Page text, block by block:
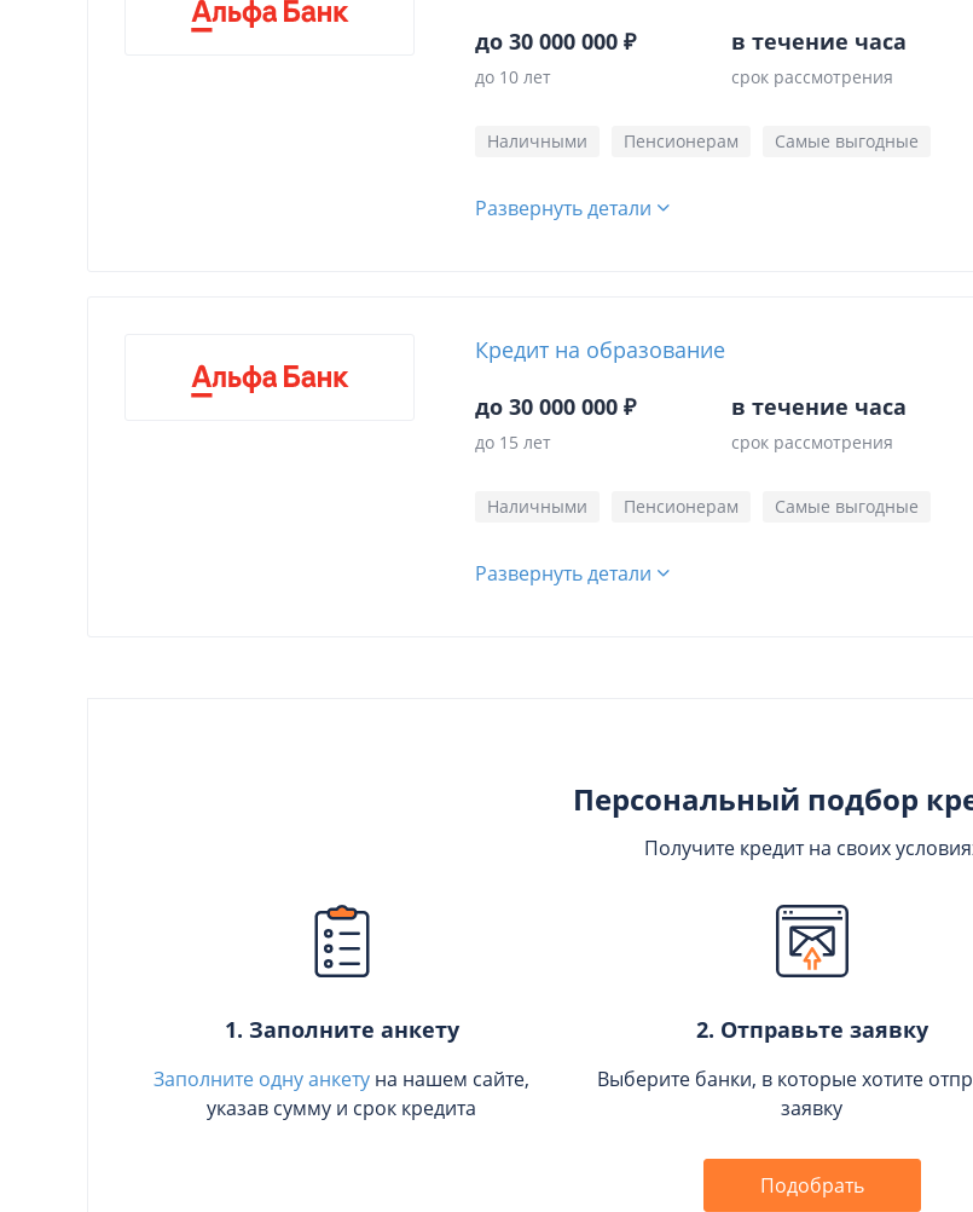
до 30 000 000 ₽
до 10 лет
в течение часа
срок рассмотрения
Наличными Пенсионерам Самые выгодные
Развернуть детали
Кредит на образование
до 30 000 000 ₽
до 15 лет
в течение часа
срок рассмотрения
Наличными Пенсионерам Самые выгодные
Развернуть детали
Персональный подбор
Получите кредит на своих
1. Заполните анкету
Заполните одну анкету на нашем сайте,
указав сумму и срок кредита
2. Отправьте заявку
Выберите банки, в которые хотите
заявку
Подобрать